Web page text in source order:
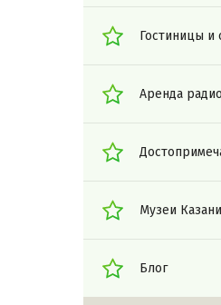
Гостиницы и
Аренда
Музеи Казани
Блог